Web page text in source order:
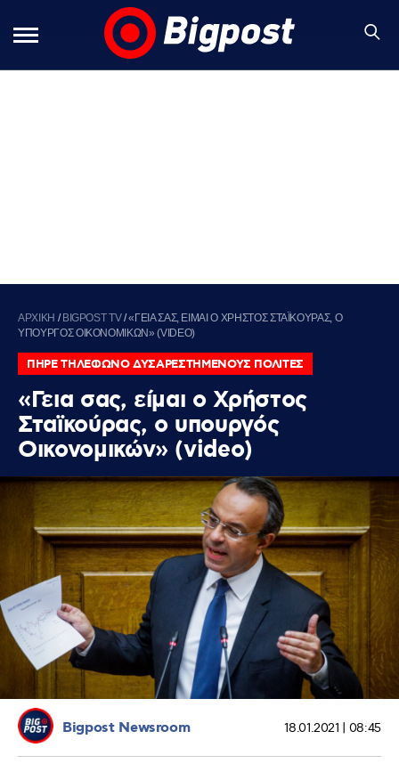
ΑΡΧΙΚΗ / BIGPOST TV/«ΓΕΙΑ ΣΑΣ, ΕΙΜΑΙ Ο ΧΡΗΣΤΟΣ ΣΤΑΪΚΟΥΡΑΣ, Ο
ΥΠΟΥΡΓΟΣ ΟΙΚΟΝΟΜΙΚΩΝ» (VIDEO)
ΠΗΡΕ ΤΗΛΕΦΩΝΟ ΔΥΣΑΡΕΣΤΗΜΕΝΟΥΣ ΠΟΛΙΤΕΣ
«Γεια σας, είμαι ο Χρήστος
Σταϊκούρας, ο υπουργός
Οικονομικών» (video)
Bigpost Newsroom 18.01.2021 | 08:45